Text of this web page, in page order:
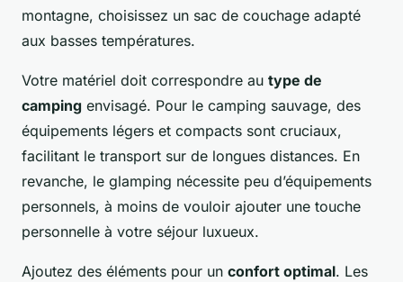
montagne, choisissez un sac de couchage adapté
aux basses températures.
Votre matériel doit correspondre au type de
camping envisagé. Pour le camping sauvage, des
équipements légers et compacts sont cruciaux,
facilitant le transport sur de longues distances. En
revanche, le glamping nécessite peu d’équipements
personnels, à moins de vouloir ajouter une touche
personnelle à votre séjour luxueux.
Ajoutez des éléments pour un confort optimal. Les